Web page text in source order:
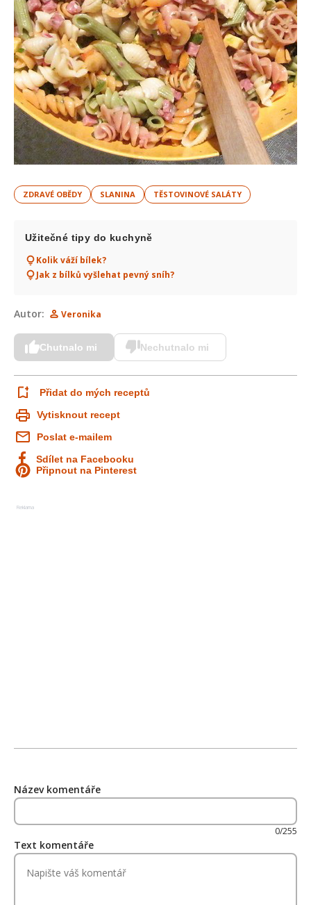
ZDRAVÉ OBĚDY SLANINA TĚSTOVINOVÉ SALÁTY
Užitečné tipy do kuchyně
Kolik váží bílek?
Jak z bílků vyšlehat pevný sníh?
Autor: Veronika
Chutnalo mi Nechutnalo mi
Přidat do mých receptů
Vytisknout recept
Poslat e-mailem
Sdílet na Facebooku
Připnout na Pinterest
Reklama
Název komentáře
0/255
Text komentáře